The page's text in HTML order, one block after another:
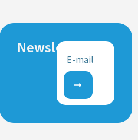
Newsletter